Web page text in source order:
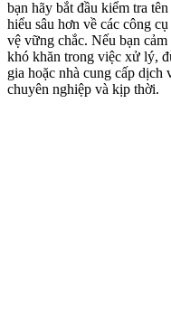
bạn hãy bắt đầu kiểm tra
hiểu sâu hơn về các công
vệ vững chắc. Nếu bạn
khó khăn trong việc xử lý,
gia hoặc nhà cung cấp
chuyên nghiệp và kịp thời.